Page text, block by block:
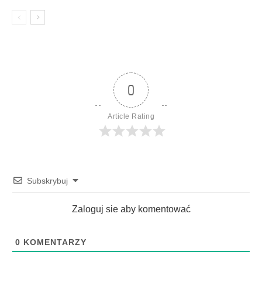
0
Article Rating
Subskrybuj
Zaloguj sie aby komentować
0 KOMENTARZY